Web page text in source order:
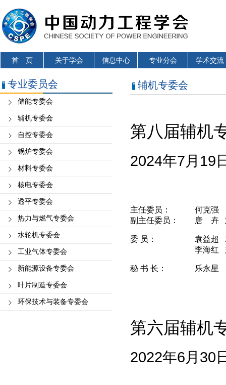
首 页 关于学会 信息中心 专业分会 学术交流
专业委员会
储能专委会
辅机专委会
自控专委会
锅炉专委会
材料专委会
核电专委会
透平专委会
热力与燃气专委会
水轮机专委会
工业气体专委会
新能源设备专委会
叶片制造专委会
环保技术与装备专委会
辅机专委会
第八届辅机
2024年7月19
主任委员：
何克强
副主任委员：
唐 卉
委 员：
袁益
李海
秘 书 长： 乐永星
第六届辅机
2022年6月30